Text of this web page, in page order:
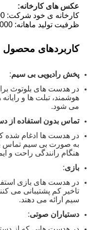
عکس های کارخانه:
ظرفیت تولید ماهانه: 100،000 متر مربع
کاربردهای محصول
پخش رادیویی بی سیم:
در هدست های بلوتوث
هوشمند، تبلت ها و
می شود.
تماس بدون استفاده از
در هدست ها ادغام شده
به صورت بی سیم تماس
هنگام رانندگی راحت و
بازی:
در هدست های بازی
تاخیر کم پشتیبانی می
سیم ارائه می دهند.
دستیاران صوتی :